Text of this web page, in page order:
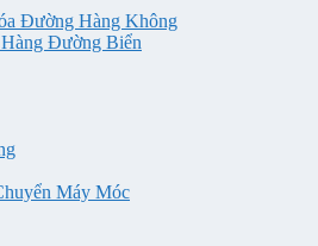
Đường Hàng Không
Đường Biển
Máy Móc